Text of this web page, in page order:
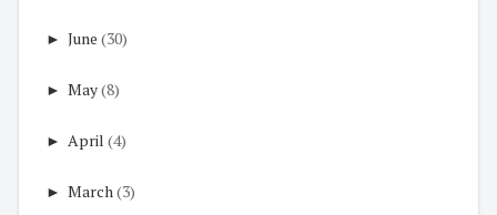
► June (30)
► May(8)
► April (4)
► March(3)